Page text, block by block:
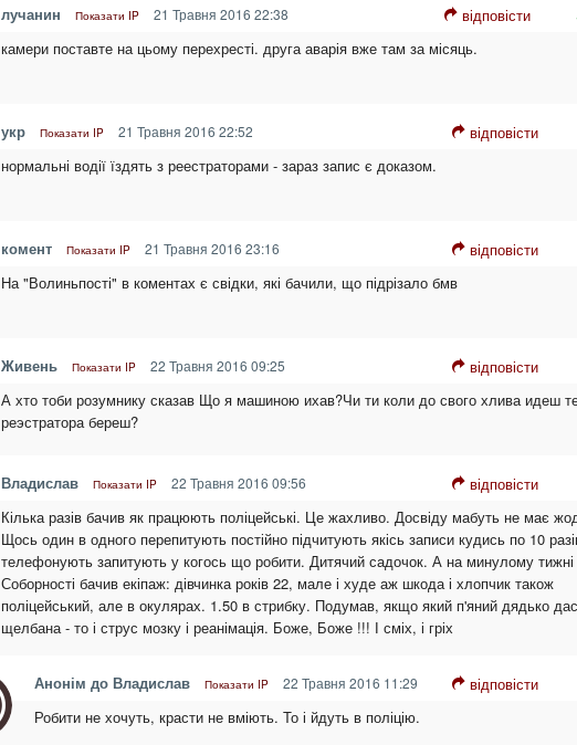
лучанин Показати IP 21 Травня 2016 22:38 відповісти
камери поставте на цьому перехресті. друга аварія вже там за місяць.
укр Показати IP 21 Травня 2016 22:52 відповісти
нормальні водії їздять з реестраторами - зараз запис є доказом.
комент Показати IP 21 Травня 2016 23:16 відповісти
На "Волиньпості" в коментах є свідки, які бачили, що підрізало бмв
Живень Показати IP 22 Травня 2016 09:25 відповісти
А хто тоби розумнику сказав Що я машиною ихав?Чи ти коли до свого хлива идеш
реэстратора береш?
Владислав Показати IP 22 Травня 2016 09:56 відповісти
Кілька разів бачив як працюють поліцейські. Це жахливо. Досвіду мабуть не має
Щось один в одного перепитують постійно підчитують якісь записи кудись по 10
телефонують запитують у когось що робити. Дитячий садочок. А на минулому
Соборності бачив екіпаж: дівчинка років 22, мале і худе аж шкода і хлопчик також
поліцейський, але в окулярах. 1.50 в стрибку. Подумав, якщо який п'яний дядько
щелбана - то і струс мозку і реанімація. Боже, Боже !!! І сміх, і гріх
Анонім до Владислав Показати IP 22 Травня 2016 11:29 відповісти
Робити не хочуть, красти не вміють. То і йдуть в поліцію.